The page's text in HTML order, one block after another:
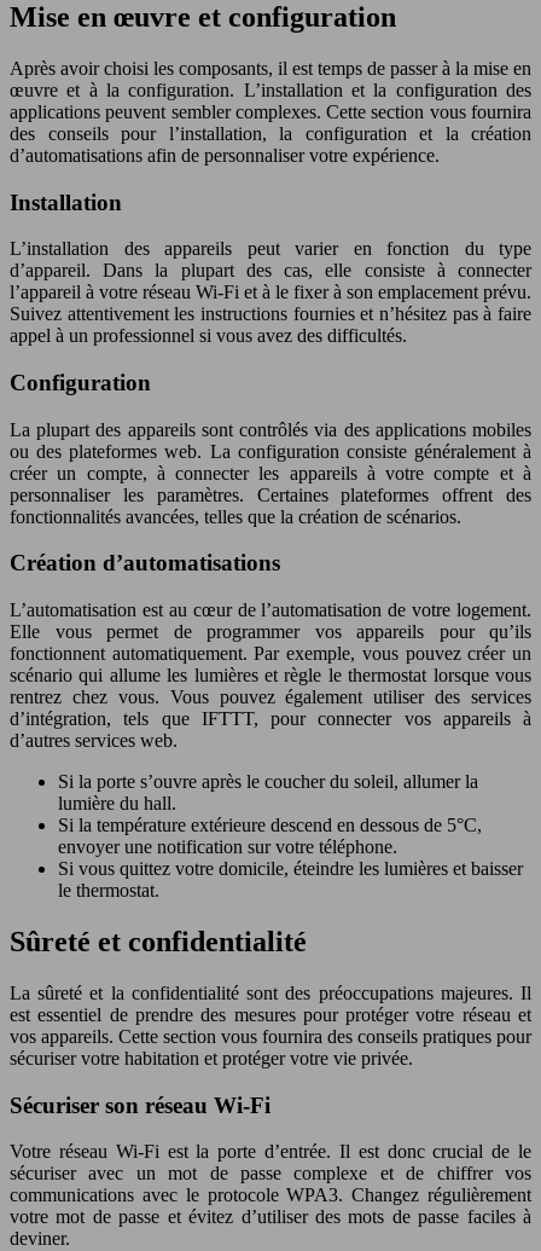
Mise en œuvre et configuration
Après avoir choisi les composants, il est temps de passer à la mise en
œuvre et à la configuration. L’installation et la configuration des
applications peuvent sembler complexes. Cette section vous fournira
des conseils pour l’installation, la configuration et la création
d’automatisations afin de personnaliser votre expérience.
Installation
L’installation des appareils peut varier en fonction du type
d’appareil. Dans la plupart des cas, elle consiste à connecter
l’appareil à votre réseau Wi-Fi et à le fixer à son emplacement prévu.
Suivez attentivement les instructions fournies et n’hésitez pas à faire
appel à un professionnel si vous avez des difficultés.
Configuration
La plupart des appareils sont contrôlés via des applications mobiles
ou des plateformes web. La configuration consiste généralement à
créer un compte, à connecter les appareils à votre compte et à
personnaliser les paramètres. Certaines plateformes offrent des
fonctionnalités avancées, telles que la création de scénarios.
Création d’automatisations
L’automatisation est au cœur de l’automatisation de votre logement.
Elle vous permet de programmer vos appareils pour qu’ils
fonctionnent automatiquement. Par exemple, vous pouvez créer un
scénario qui allume les lumières et règle le thermostat lorsque vous
rentrez chez vous. Vous pouvez également utiliser des services
d’intégration, tels que IFTTT, pour connecter vos appareils à
d’autres services web.
Si la porte s’ouvre après le coucher du soleil, allumer la
lumière du hall.
Si la température extérieure descend en dessous de 5°C,
envoyer une notification sur votre téléphone.
Si vous quittez votre domicile, éteindre les lumières et baisser
le thermostat.
Sûreté et confidentialité
La sûreté et la confidentialité sont des préoccupations majeures. Il
est essentiel de prendre des mesures pour protéger votre réseau et
vos appareils. Cette section vous fournira des conseils pratiques pour
sécuriser votre habitation et protéger votre vie privée.
Sécuriser son réseau Wi-Fi
Votre réseau Wi-Fi est la porte d’entrée. Il est donc crucial de le
sécuriser avec un mot de passe complexe et de chiffrer vos
communications avec le protocole WPA3. Changez régulièrement
votre mot de passe et évitez d’utiliser des mots de passe faciles à
deviner.